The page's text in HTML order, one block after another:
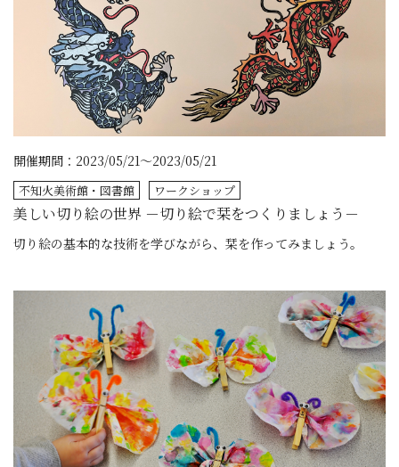
美しい切り絵の世界 －切り絵で栞をつくりましょう－
開催期間：2023/05/21～2023/05/21
切り絵の基本的な技術を学びながら、栞を作ってみましょう。
不知火美術館・図書館 ワークショップ